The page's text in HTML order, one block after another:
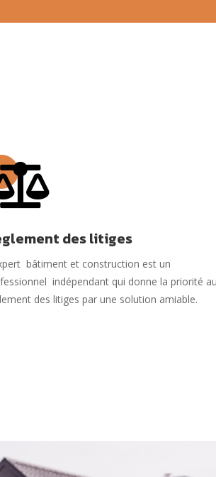
des litiges
bâtiment et construction est un
indépendant qui donne la priorité au
des litiges par une solution amiable.